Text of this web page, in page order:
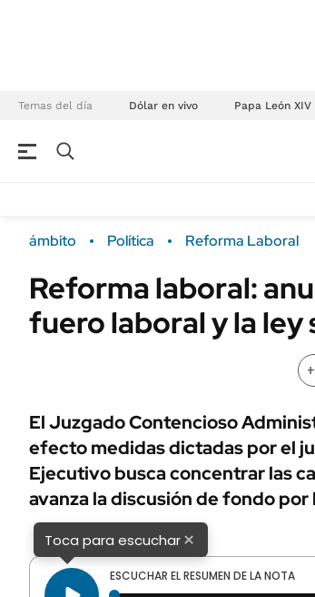
Temas del día Dólar en vivo Papa León XIV
Campo
FINANZAS
ÁMBITO DEBATE
MEDIAKIT AMBITO DEBATE
Seguros
ENERGY
POLÍTICA
URUGUAY
ámbito Política Reforma Laboral
Reforma laboral:
fuero laboral y la
+
El Juzgado Contencioso
efecto medidas dictadas por el
Ejecutivo busca concentrar las
avanza la discusión de fondo por
Toca para escuchar×
ESCUCHAR EL RESUMEN DE LA NOTA